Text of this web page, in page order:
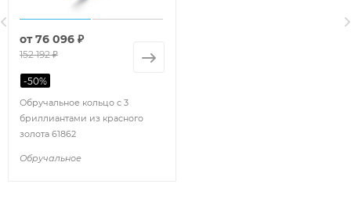
Обручальное кольцо с 3
бриллиантами из красного
золота 61862
Обручальное
от76 096 ₽
152 192 ₽
-50%